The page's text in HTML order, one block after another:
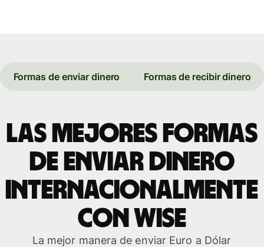
Formas de enviar dinero Formas de recibir dinero
Las mejores formas
de enviar dinero
internacionalmente
con Wise
La mejor manera de enviar Euro a Dólar